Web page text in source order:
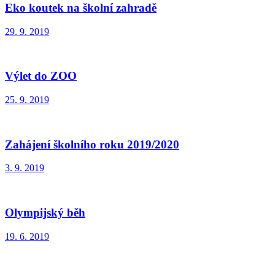
Eko koutek na školní zahradě
29. 9. 2019
Výlet do ZOO
25. 9. 2019
Zahájení školního roku 2019/2020
3. 9. 2019
Olympijský běh
19. 6. 2019